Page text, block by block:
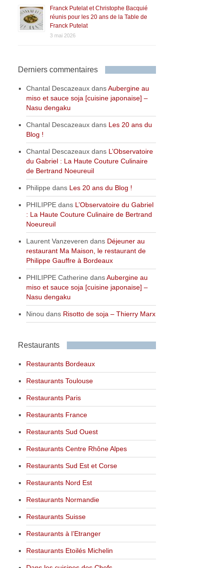
Franck Putelat et Christophe Bacquié
réunis pour les 20 ans de la Table de
Franck Putelat
3 mai 2026
Derniers commentaires
Chantal Descazeaux dansAubergine au
miso et sauce soja [cuisine japonaise] –
Nasu dengaku
Chantal Descazeaux dans Les 20 ans du
Blog !
Chantal Descazeaux dans L’Observatoire
du Gabriel : La Haute Couture Culinaire
de Bertrand Noeureuil
Philippe dans Les 20 ans du Blog !
PHILIPPE dans L’Observatoire du Gabriel
: La Haute Couture Culinaire de Bertrand
Noeureuil
Laurent Vanzeveren dans Déjeuner au
restaurant Ma Maison, le restaurant de
Philippe Gauffre à Bordeaux
PHILIPPE Catherine dansAubergine au
miso et sauce soja [cuisine japonaise] –
Nasu dengaku
Ninou dans Risotto de soja – Thierry Marx
Restaurants
Restaurants Bordeaux
Restaurants Toulouse
Restaurants Paris
Restaurants France
Restaurants Sud Ouest
Restaurants Centre Rhône Alpes
Restaurants Sud Est et Corse
Restaurants Nord Est
Restaurants Normandie
Restaurants Suisse
Restaurants à l’Etranger
Restaurants Etoilés Michelin